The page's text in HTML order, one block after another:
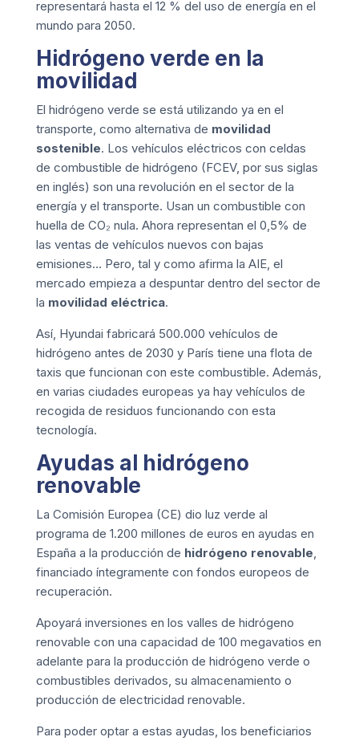
representará hasta el 12 % del uso de energía en el
mundo para 2050.
Hidrógeno verde en la
movilidad
El hidrógeno verde se está utilizando ya en el
transporte, como alternativa de movilidad
sostenible. Los vehículos eléctricos con celdas
de combustible de hidrógeno (FCEV, por sus siglas
en inglés) son una revolución en el sector de la
energía y el transporte. Usan un combustible con
huella de CO₂ nula. Ahora representan el 0,5% de
las ventas de vehículos nuevos con bajas
emisiones… Pero, tal y como afirma la AIE, el
mercado empieza a despuntar dentro del sector de
la movilidad eléctrica.
Así, Hyundai fabricará 500.000 vehículos de
hidrógeno antes de 2030 y París tiene una flota de
taxis que funcionan con este combustible. Además,
en varias ciudades europeas ya hay vehículos de
recogida de residuos funcionando con esta
tecnología.
Ayudas al hidrógeno
renovable
La Comisión Europea (CE) dio luz verde al
programa de 1.200 millones de euros en ayudas en
España a la producción de hidrógeno renovable,
financiado íntegramente con fondos europeos de
recuperación.
Apoyará inversiones en los valles de hidrógeno
renovable con una capacidad de 100 megavatios en
adelante para la producción de hidrógeno verde o
combustibles derivados, su almacenamiento o
producción de electricidad renovable.
Para poder optar a estas ayudas, los beneficiarios